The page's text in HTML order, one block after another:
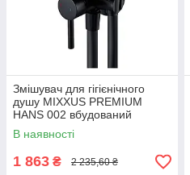
Змішувач для гігієнічного
душу MIXXUS PREMIUM
HANS 002 вбудований
(BLACK) (MI5980)
В наявності
1 863 ₴ 2 235,60 ₴